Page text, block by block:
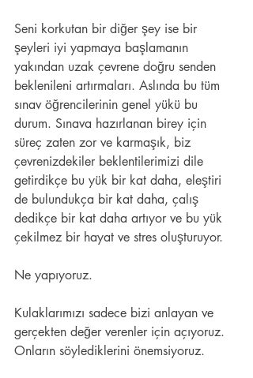
Seni korkutan bir diğer şey ise bir
şeyleri iyi yapmaya başlamanın
yakından uzak çevrene doğru senden
beklenileni artırmaları. Aslında bu tüm
sınav öğrencilerinin genel yükü bu
durum. Sınava hazırlanan birey için
süreç zaten zor ve karmaşık, biz
çevrenizdekiler beklentilerimizi dile
getirdikçe bu yük bir kat daha, eleştiri
de bulundukça bir kat daha, çalış
dedikçe bir kat daha artıyor ve bu yük
çekilmez bir hayat ve stres oluşturuyor.
Ne yapıyoruz.
Kulaklarımızı sadece bizi anlayan ve
gerçekten değer verenler için açıyoruz.
Onların söylediklerini önemsiyoruz.